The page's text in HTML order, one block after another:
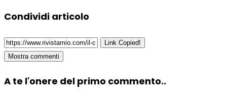
Condividi articolo
Link Copied!
Mostra commenti
A te l'onere del primo commento..